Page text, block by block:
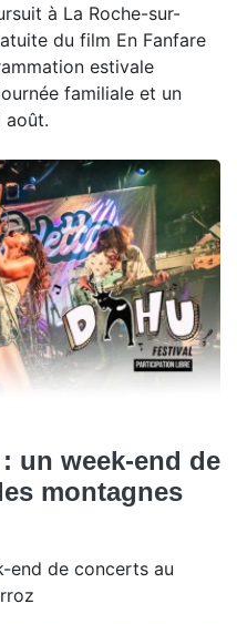
à La Roche-sur-
du film En Fanfare
estivale
familiale et un
août.
un week-end de
montagnes
end de concerts au